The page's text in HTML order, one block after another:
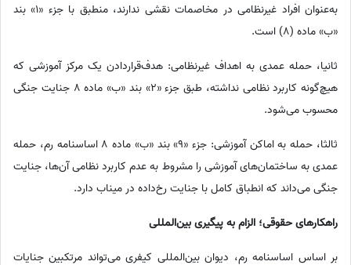
به‌عنوان افراد غیرنظامی در مخاصمات نقشی ندارند، منطبق با جزء «1» بند
«ب» ماده (8) است.
ثانیا، حمله عمدی به اهداف غیرنظامی: هدف‌قراردادن یک مرکز آموزشی که
هیچ‌گونه کاربرد نظامی نداشته، طبق جزء «2» بند «ب» ماده 8 جنایت جنگی
محسوب می‌شود.
ثالثا، حمله به اماکن آموزشی: جزء «9» بند «ب» ماده 8 اساسنامه رم، حمله
عمدی به ساختمان‌های آموزشی را مشروط به عدم کاربرد نظامی آن‌ها، جنایت
جنگی می‌داند که انطباق کامل با جنایت رخ‌داده در میناب دارد.
راهکارهای حقوقی؛ الزام به پیگیری بین‌المللی
بر اساس اساسنامه رم، دیوان بین‌المللی کیفری می‌تواند مرتکبین جنایات